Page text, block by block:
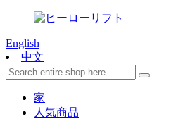
English
中文
家
人気商品